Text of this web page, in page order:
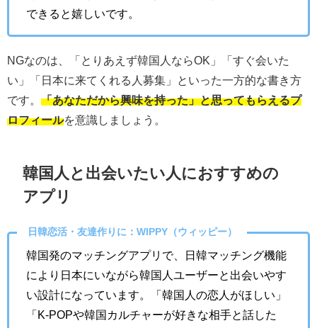
できると嬉しいです。
NGなのは、「とりあえず韓国人ならOK」「すぐ会いた
い」「日本に来てくれる人募集」といった一方的な書き方
です。 「あなただから興味を持った」と思ってもらえるプ
ロフィールを意識しましょう。
韓国人と出会いたい人におすすめの
アプリ
日韓恋活・友達作りに：WIPPY（ウィッピー）
韓国発のマッチングアプリで、日韓マッチング機能
により日本にいながら韓国人ユーザーと出会いやす
い設計になっています。「韓国人の恋人がほしい」
「K-POPや韓国カルチャーが好きな相手と話した